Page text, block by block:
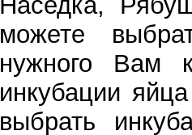
можете
нужного Вам
инкубации
выбрать